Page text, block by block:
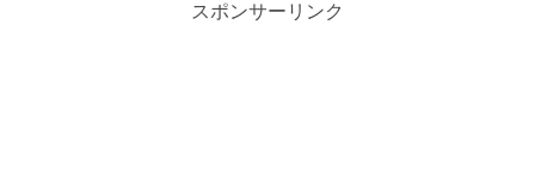
スポンサーリンク